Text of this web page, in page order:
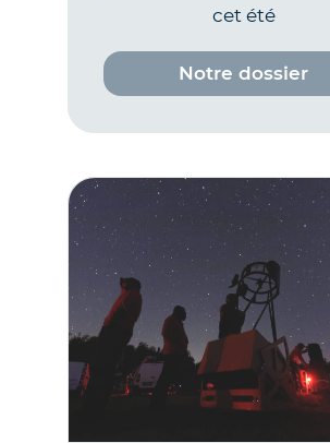
cet été
Notre dossier